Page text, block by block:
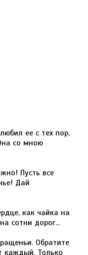
ее с тех пор,
со мною
Пусть все
Дай
как чайка на
сотни дорог...
Обратите
каждый. Только